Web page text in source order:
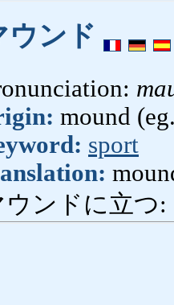
ウンド
mound
sport
ウンドに立つ: